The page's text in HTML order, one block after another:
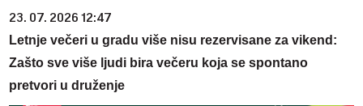
23. 07. 2026 12:47
Letnje večeri u gradu više nisu rezervisane za vikend:
Zašto sve više ljudi bira večeru koja se spontano
pretvori u druženje